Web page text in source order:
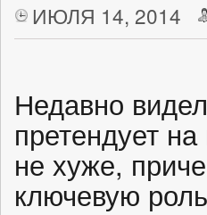
ИЮЛЯ 14, 2014
Недавно
претендует
не хуже,
ключевую